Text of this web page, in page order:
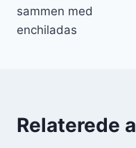
sammen med
enchiladas
Relaterede